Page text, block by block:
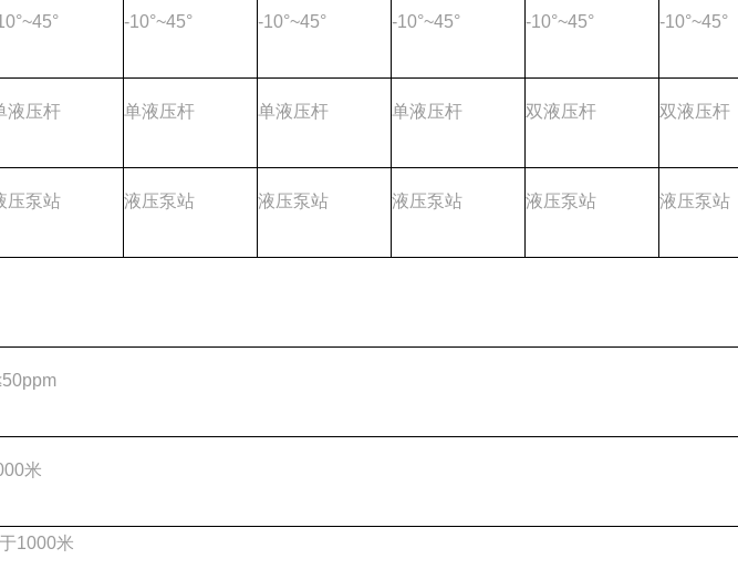
-10°~45° -10°~45° -10°~45° -10°~45° -10°~45°
液压杆 单液压杆 单液压杆 单液压杆 双液压杆 双液压杆
压泵站 液压泵站 液压泵站 液压泵站 液压泵站 液压泵站
米
1000米